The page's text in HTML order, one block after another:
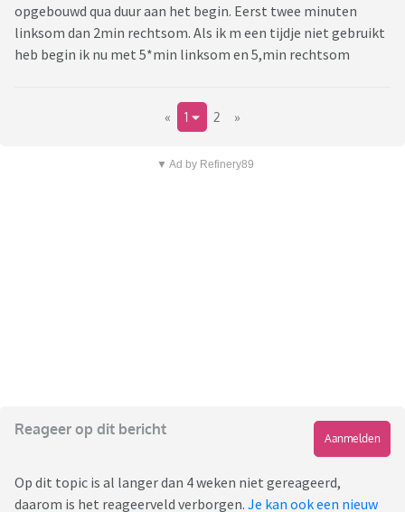
opgebouwd qua duur aan het begin. Eerst twee minuten
linksom dan 2min rechtsom. Als ik m een tijdje niet gebruikt
heb begin ik nu met 5*min linksom en 5,min rechtsom
« 1 2 »
▼ Ad by Refinery89
Reageer op dit bericht
Aanmelden
Op dit topic is al langer dan 4 weken niet gereageerd,
daarom is het reageerveld verborgen. Je kan ook een nieuw